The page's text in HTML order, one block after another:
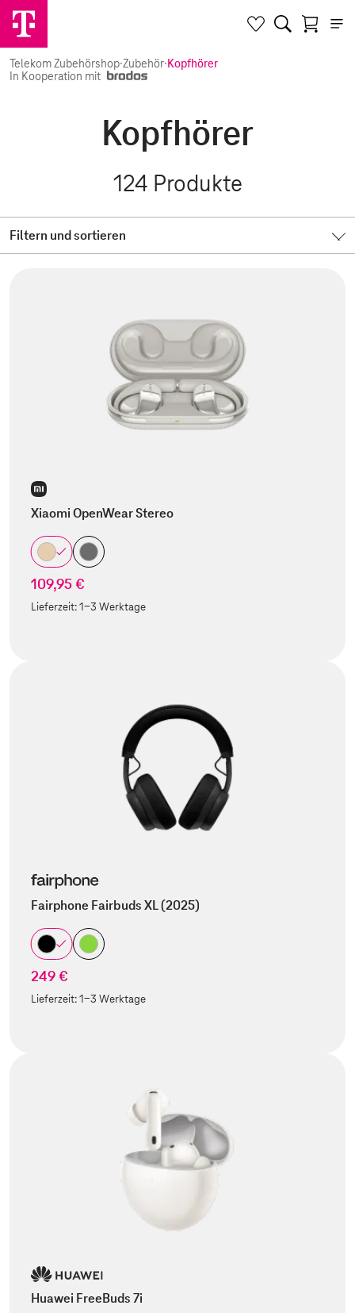
Telekom Zubehörshop·Zubehör·Kopfhörer
In Kooperation mit
Kopfhörer
124 Produkte
Filtern und sortieren
Xiaomi OpenWear Stereo
109,95 €
Lieferzeit:1-3 Werktage
Fairphone Fairbuds XL (2025)
249 €
Lieferzeit:1-3 Werktage
Huawei FreeBuds 7i